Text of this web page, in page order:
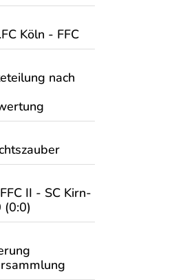
Köln - FFC
nach
II - SC Kirn-
(0:0)